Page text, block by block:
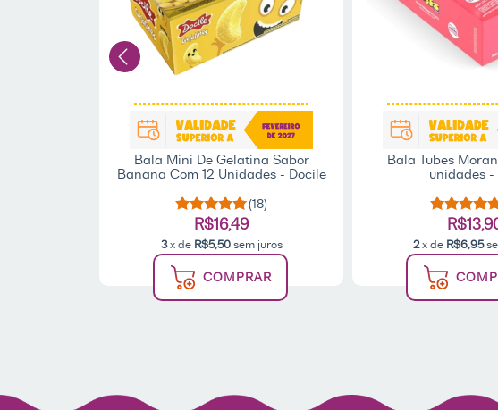
Bala Mini De Gelatina Sabor
Banana Com 12 Unidades - Docile
(18)
R$16,49
3 x de R$5,50 sem juros
COMPRAR
Bala Tubes
unidades -
2x de R$6,95